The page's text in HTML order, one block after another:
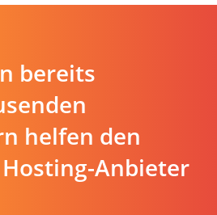
bereits
helfen den
Anbieter